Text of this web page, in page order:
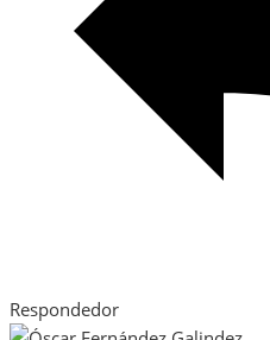
Respondedor